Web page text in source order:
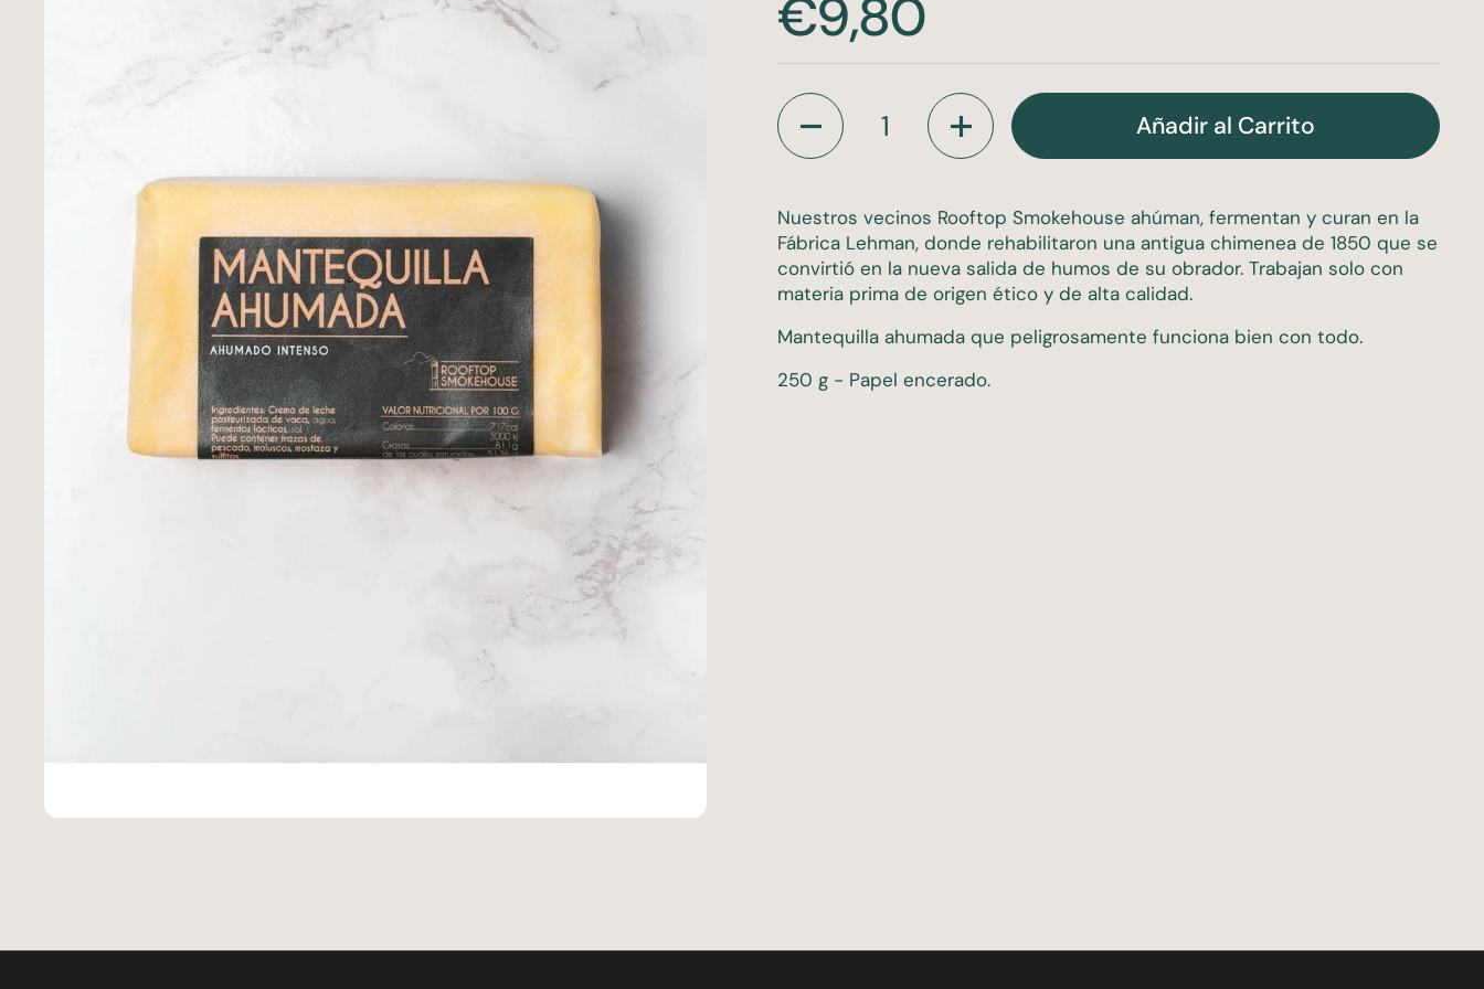
Precio:
€9,80
Cantidad
Añadir al Carrito
Nuestros vecinos Rooftop Smokehouse ahúman, fermentan y curan en la
Fábrica Lehman, donde rehabilitaron una antigua chimenea de 1850 que se
convirtió en la nueva salida de humos de su obrador. Trabajan solo con
materia prima de origen ético y de alta calidad.
Mantequilla ahumada que peligrosamente funciona bien con todo.
250 g - Papel encerado.